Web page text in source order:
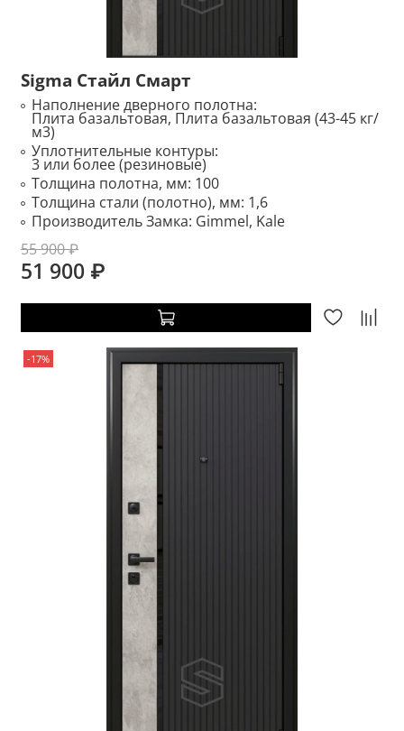
Sigma Стайл Смарт
Наполнение дверного полотна:
Плита базальтовая, Плита базальтовая (43-45 кг/
м3)
Уплотнительные контуры:
3 или более (резиновые)
Толщина полотна, мм: 100
Толщина стали (полотно), мм: 1,6
Производитель Замка: Gimmel, Kale
55 900 ₽
51 900 ₽
-17%